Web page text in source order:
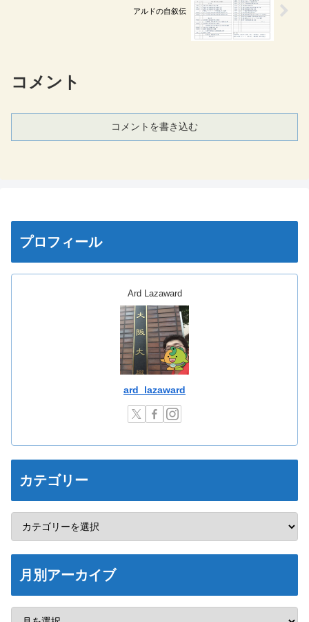
アルドの自叙伝
コメント
コメントを書き込む
プロフィール
Ard Lazaward
ard_lazaward
カテゴリー
月別アーカイブ